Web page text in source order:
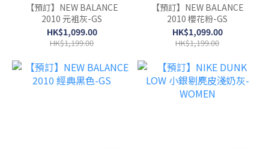
【預訂】NEW BALANCE
2010 元袓灰-GS
HK$1,099.00
HK$1,199.00
【預訂】NEW BALANCE
2010 櫻花粉-GS
HK$1,099.00
HK$1,199.00